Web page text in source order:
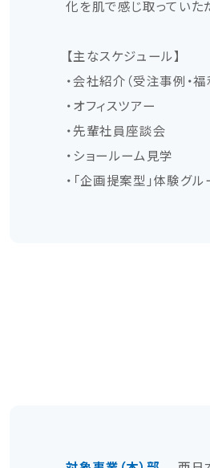
化を肌で感じ取っていた
【主なスケジュール】
・会社紹介（受注事例・
・オフィスツアー
・先輩社員座談会
・ショールーム見学
・「企画提案型」体験グ